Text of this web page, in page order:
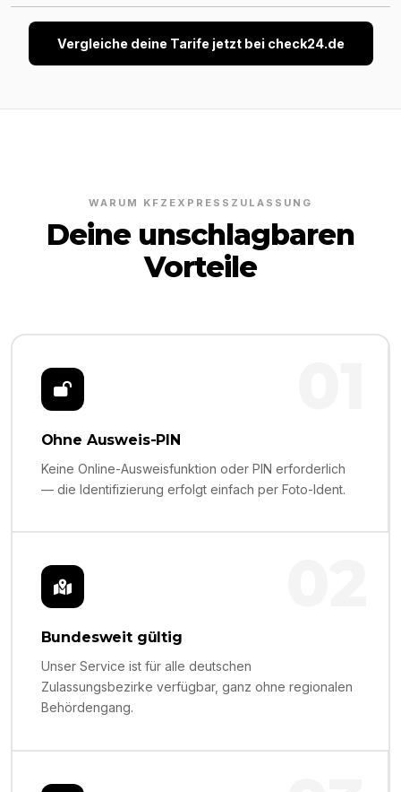
Vergleiche deine Tarife jetzt bei check24.de
WARUM KFZEXPRESSZULASSUNG
Deine unschlagbaren
Vorteile
Ohne Ausweis-PIN
Keine Online-Ausweisfunktion oder PIN erforderlich
— die Identifizierung erfolgt einfach per Foto-Ident.
Bundesweit gültig
Unser Service ist für alle deutschen
Zulassungsbezirke verfügbar, ganz ohne regionalen
Behördengang.